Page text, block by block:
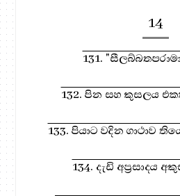
14
131.
132. පින සහ කුසලය
133. පියාට වදින ගාථාව
134. දැඩි අප්‍රසාදය